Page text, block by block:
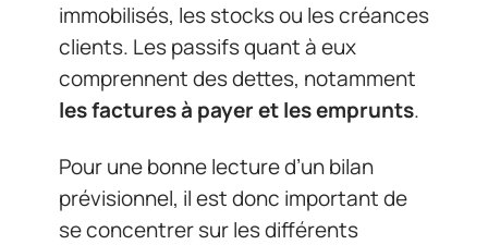
immobilisés, les stocks ou les créances
clients. Les passifs quant à eux
comprennent des dettes, notamment
les factures à payer et les emprunts.
Pour une bonne lecture d’un bilan
prévisionnel, il est donc important de
se concentrer sur les différents